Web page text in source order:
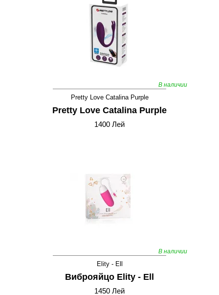
В наличии
Pretty Love Catalina Purple
Pretty Love Catalina Purple
1400 Лей
В наличии
Elity - Ell
Виброяйцо Elity - Ell
1450 Лей